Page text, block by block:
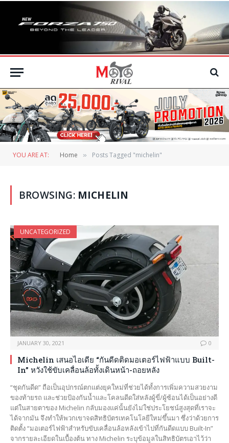
YOU ARE AT: Home » Posts Tagged "michelin"
BROWSING: MICHELIN
UNCATEGORIZED
JANUARY 30, 2021 0
Michelin เสนอไอเดีย “กันดีดติดมอเตอร์ไฟฟ้าแบบ Built-
In” หวังใช้ขับเคลื่อนล้อทั้งเดินหน้า-ถอยหลัง
“ชุดกันดีด” ถือเป็นอุปกรณ์ตกแต่งยุคใหม่ที่ช่วยได้ทั้งการเพิ่มความสวยงาม
ของท้ายรถ และช่วยป้องกันน้ำและโคลนดีดใส่หลังผู้ขี่/ผู้ซ้อนได้เป็นอย่างดี
แต่ในสายตาของ Michelin กลับมองแค่นั้นยังไม่ใช่ประโยชน์สูงสุดที่เราจะ
ได้จากมัน จึงทำให้พวกเขาจดสิทธิบัตรเทคโนโลยีใหม่ขึ้นมา ซึ่งว่าด้วยการ
ติดตั้ง “มอเตอร์ไฟฟ้าสำหรับขับเคลื่อนล้อหลังเข้าไปที่กันดีดแบบ Built-In”
จากรายละเอียดในเบื้องต้น ทาง Michelin ระบุข้อมูลในสิทธิบัตรเอาไว้ว่า